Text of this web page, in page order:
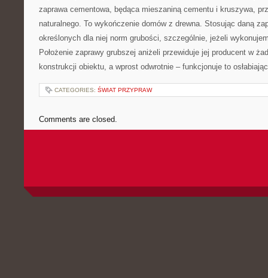
zaprawa cementowa, będąca mieszaniną cementu i kruszywa,
naturalnego. To wykończenie domów z drewna. Stosując daną
określonych dla niej norm grubości, szczególnie, jeżeli
Położenie zaprawy grubszej aniżeli przewiduje jej producent w
konstrukcji obiektu, a wprost odwrotnie – funkcjonuje to
CATEGORIES: ŚWIAT PRZYPRAW
Comments are closed.